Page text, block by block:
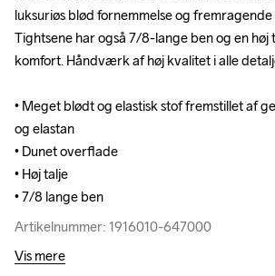
luksuriøs blød fornemmelse og
Tightsene har også 7/8-lange ben og en høj
komfort. Håndværk af høj kvalitet i alle
• Meget blødt og elastisk stof fremstillet af
og elastan
• Dunet overflade
• Høj talje
• 7/8 lange ben
Artikelnummer: 1916010-647000
luksuriøs blød fornemmelse og
Tightsene har også 7/8-lange ben og en høj
komfort. Håndværk af høj kvalitet i alle
• Meget blødt og elastisk stof fremstillet af
og elastan
• Dunet overflade
• Høj talje
• 7/8 lange ben
Artikelnummer: 1916010-647000
Vis mere